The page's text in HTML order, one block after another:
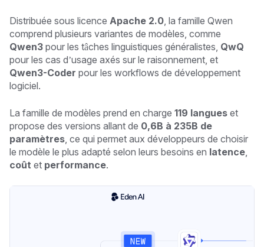
Distribuée sous licence Apache 2.0 , la famille Qwen
comprend plusieurs variantes de modèles, comme
Qwen3 pour les tâches linguistiques généralistes, QwQ
pour les cas d’usage axés sur le raisonnement, et
Qwen3-Coder pour les workflows de développement
logiciel.
La famille de modèles prend en charge 119 langues et
propose des versions allant de 0,6B à 235B de
paramètres , ce qui permet aux développeurs de choisir
le modèle le plus adapté selon leurs besoins en latence
coût et performance.